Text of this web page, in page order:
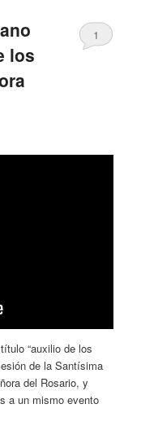
los
1
“auxilio de los
de la Santísima
del Rosario, y
a un mismo evento